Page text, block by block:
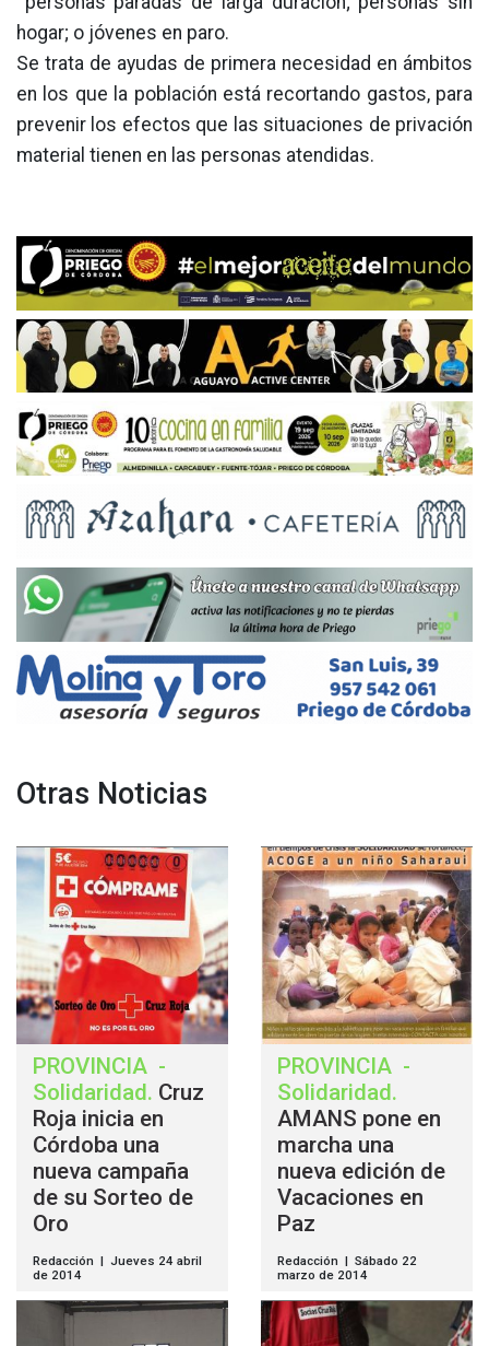
hogar; o jóvenes en paro.
Se trata de ayudas de primera necesidad en ámbitos
en los que la población está recortando gastos, para
prevenir los efectos que las situaciones de privación
material tienen en las personas atendidas.
Otras Noticias
PROVINCIA -
Solidaridad. Cruz
Roja inicia en
Córdoba una
nueva campaña
de su Sorteo de
Oro
Redacción | Jueves 24 abril
de 2014
PROVINCIA -
Solidaridad.
AMANS pone en
marcha una
nueva edición de
Vacaciones en
Paz
Redacción | Sábado 22
marzo de 2014